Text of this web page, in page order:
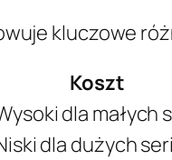
kluczowe
Koszt
dla małych
dla dużych